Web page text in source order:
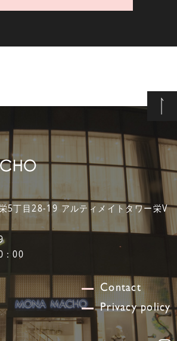
5丁目28-19 アルティメイトタワー栄V
00
Contact
Privacy policy